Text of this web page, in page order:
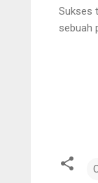
Sukses
sebuah